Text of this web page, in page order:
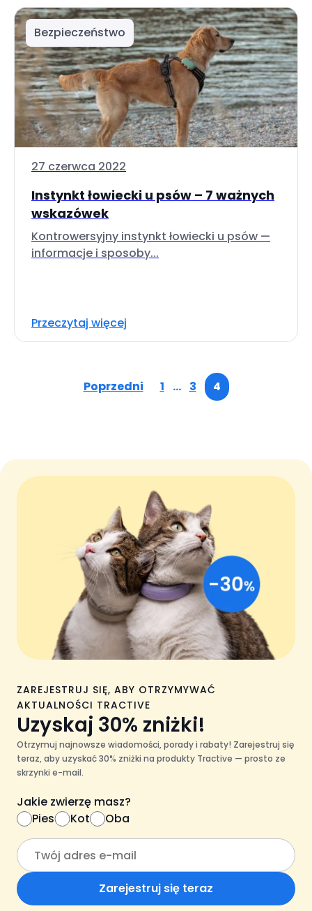
Bezpieczeństwo
27 czerwca 2022
Instynkt łowiecki u psów – 7 ważnych
wskazówek
Kontrowersyjny instynkt łowiecki u psów —
informacje i sposoby...
Przeczytaj więcej
Poprzedni 1 … 3 4
ZAREJESTRUJ SIĘ, ABY OTRZYMYWAĆ
AKTUALNOŚCI TRACTIVE
Uzyskaj 30% zniżki!
Otrzymuj najnowsze wiadomości, porady i rabaty! Zarejestruj się
teraz, aby uzyskać 30% zniżki na produkty Tractive — prosto ze
skrzynki e-mail.
Jakie zwierzę masz?
Pies
Kot Oba
Zarejestruj się teraz